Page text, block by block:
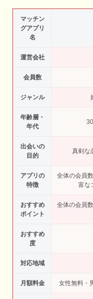
マッチン
グアプリ
名
運営会社
会員数
ジャンル
年齢層・
年代
出会いの
目的
真剣な
アプリの
特徴
全体の会員
富な
おすすめ
ポイント
全体の会員
おすすめ
度
対応地域
月額料金 女性無料・